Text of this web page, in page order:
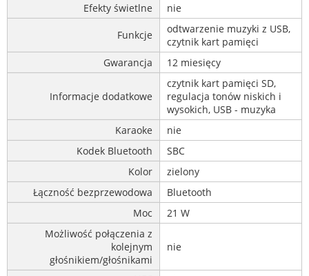
Efekty świetlne
nie
Funkcje
odtwarzenie muzyki z USB,
czytnik kart pamięci
Gwarancja
12 miesięcy
Informacje dodatkowe
czytnik kart pamięci SD,
regulacja tonów niskich i
wysokich, USB - muzyka
Karaoke
nie
Kodek Bluetooth
SBC
Kolor
zielony
Łączność bezprzewodowa
Bluetooth
Moc
21 W
Możliwość połączenia z
kolejnym
głośnikiem/głośnikami
nie